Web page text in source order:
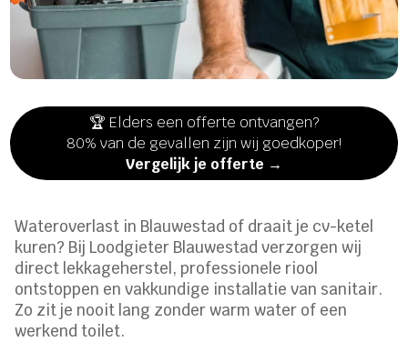
🏆 Elders een offerte ontvangen?
80% van de gevallen zijn wij goedkoper!
Vergelijk je offerte →
Wateroverlast in Blauwestad of draait je cv-ketel
kuren? Bij Loodgieter Blauwestad verzorgen wij
direct lekkageherstel, professionele riool
ontstoppen en vakkundige installatie van sanitair.
Zo zit je nooit lang zonder warm water of een
werkend toilet.